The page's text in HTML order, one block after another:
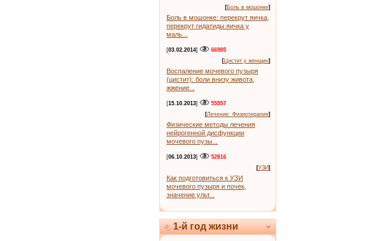
[Боль в мошонке]
Боль в мошонке: перекрут яичка,
перекрут гидатиды яичка у
маль...
[03.02.2014]
66985
[Цистит у женщин]
Воспаление мочевого пузыря
(цистит): боли внизу живота,
жжение...
[15.10.2013]
55557
[Лечение: Физиотерапия]
Физические методы лечения
нейрогенной дисфункции
мочевого пузы...
[06.10.2013]
52816
[УЗИ]
Как подготовиться к УЗИ
мочевого пузыря и почек,
значение ульт...
1-й год жизни